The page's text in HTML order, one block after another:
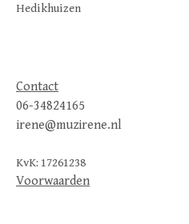
Hedikhuizen
Contact
06-34824165
irene@muzirene.nl
KvK: 17261238
Voorwaarden